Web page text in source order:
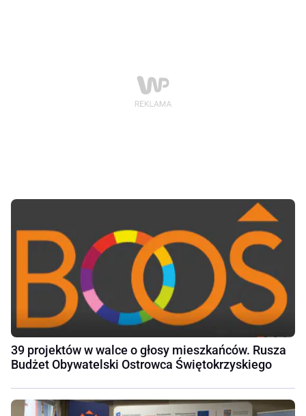
39 projektów w walce o głosy mieszkańców. Rusza
Budżet Obywatelski Ostrowca Świętokrzyskiego